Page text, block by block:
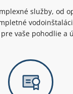
služby, od
vaše pohodlie a